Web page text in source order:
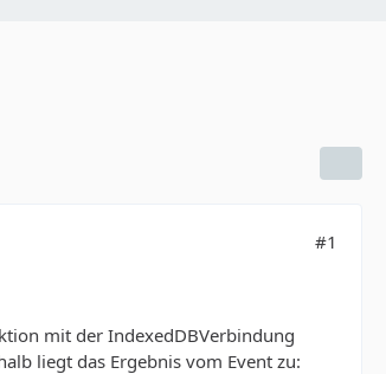
#1
mit der IndexedDBVerbindung
liegt das Ergebnis vom Event zu: